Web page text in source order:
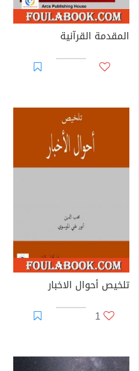
المقدمة القرآنية
تلخيص أحوال الاخبار
1